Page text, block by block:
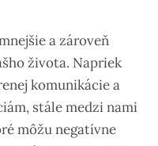
a zároveň
života. Napriek
komunikácie a
stále medzi nami
môžu negatívne